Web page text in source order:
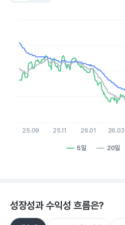
The chart has 1 X axis
The chart has 1 Y axis
5일 20일
25.09 25.11 26.01 26.03
성장성과 수익성 흐름은?